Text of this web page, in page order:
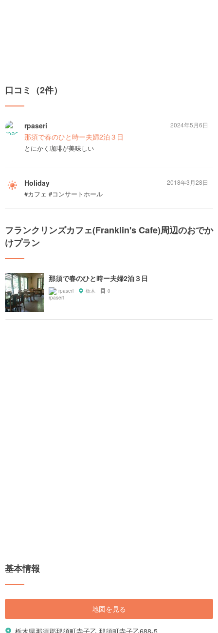
口コミ（2件）
rpaseri
那須で春のひと時ー夫婦2泊３日
とにかく珈琲が美味しい
2024年5月6日
Holiday
#カフェ #コンサートホール
2018年3月28日
フランクリンズカフェ(Franklin's Cafe)周辺のおでか
けプラン
那須で春のひと時ー夫婦2泊３日
rpaseri 栃木 0
基本情報
地図を見る
栃木県那須郡那須町寺子乙 那須町寺子乙688-5